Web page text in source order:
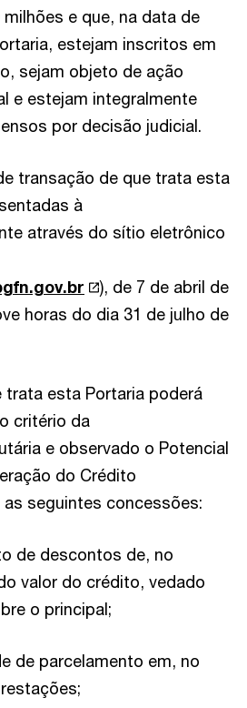
e que, na data de
estejam inscritos em
sejam objeto de ação
e estejam integralmente
por decisão judicial.
transação de que trata esta
à
através do sítio eletrônico
), de 7 de abril de
horas do dia 31 de julho de
trata esta Portaria poderá
critério da
e observado o Potencial
do Crédito
as seguintes concessões:
de descontos de, no
valor do crédito, vedado
o principal;
de parcelamento em, no